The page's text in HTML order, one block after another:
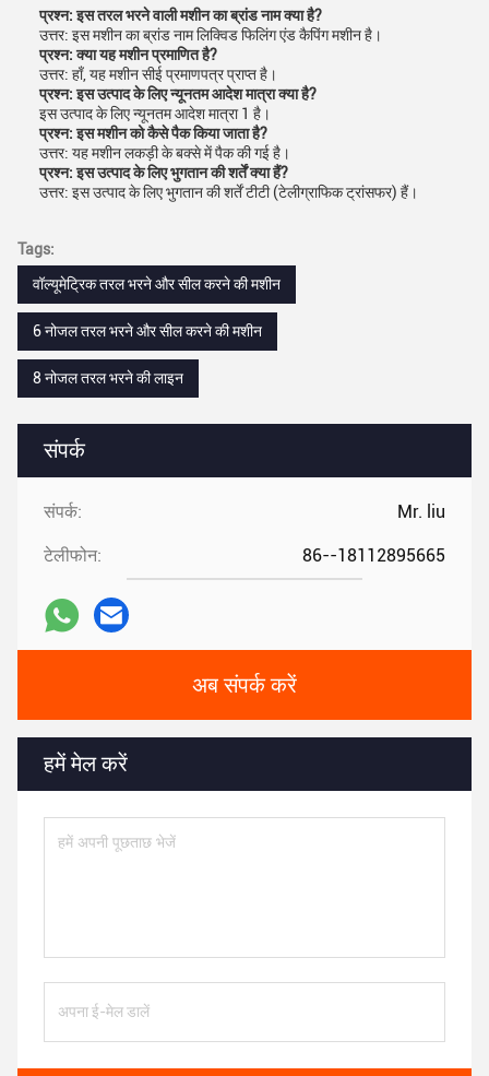
संपर्क
संपर्क: Mr. liu
टेलीफोन: 86--18112895665
अब संपर्क करें
हमें मेल करें
प्रश्न: इस तरल भरने वाली मशीन का ब्रांड नाम क्या है?
उत्तर: इस मशीन का ब्रांड नाम लिक्विड फिलिंग एंड कैपिंग मशीन है।
प्रश्न: क्या यह मशीन प्रमाणित है?
उत्तर: हाँ, यह मशीन सीई प्रमाणपत्र प्राप्त है।
प्रश्न: इस उत्पाद के लिए न्यूनतम आदेश मात्रा क्या है?
इस उत्पाद के लिए न्यूनतम आदेश मात्रा 1 है।
प्रश्न: इस मशीन को कैसे पैक किया जाता है?
उत्तर: यह मशीन लकड़ी के बक्से में पैक की गई है।
प्रश्न: इस उत्पाद के लिए भुगतान की शर्तें क्या हैं?
उत्तर: इस उत्पाद के लिए भुगतान की शर्तें टीटी (टेलीग्राफिक ट्रांसफर) हैं।
Tags:
वॉल्यूमेट्रिक तरल भरने और सील करने की मशीन
6 नोजल तरल भरने और सील करने की मशीन
8 नोजल तरल भरने की लाइन